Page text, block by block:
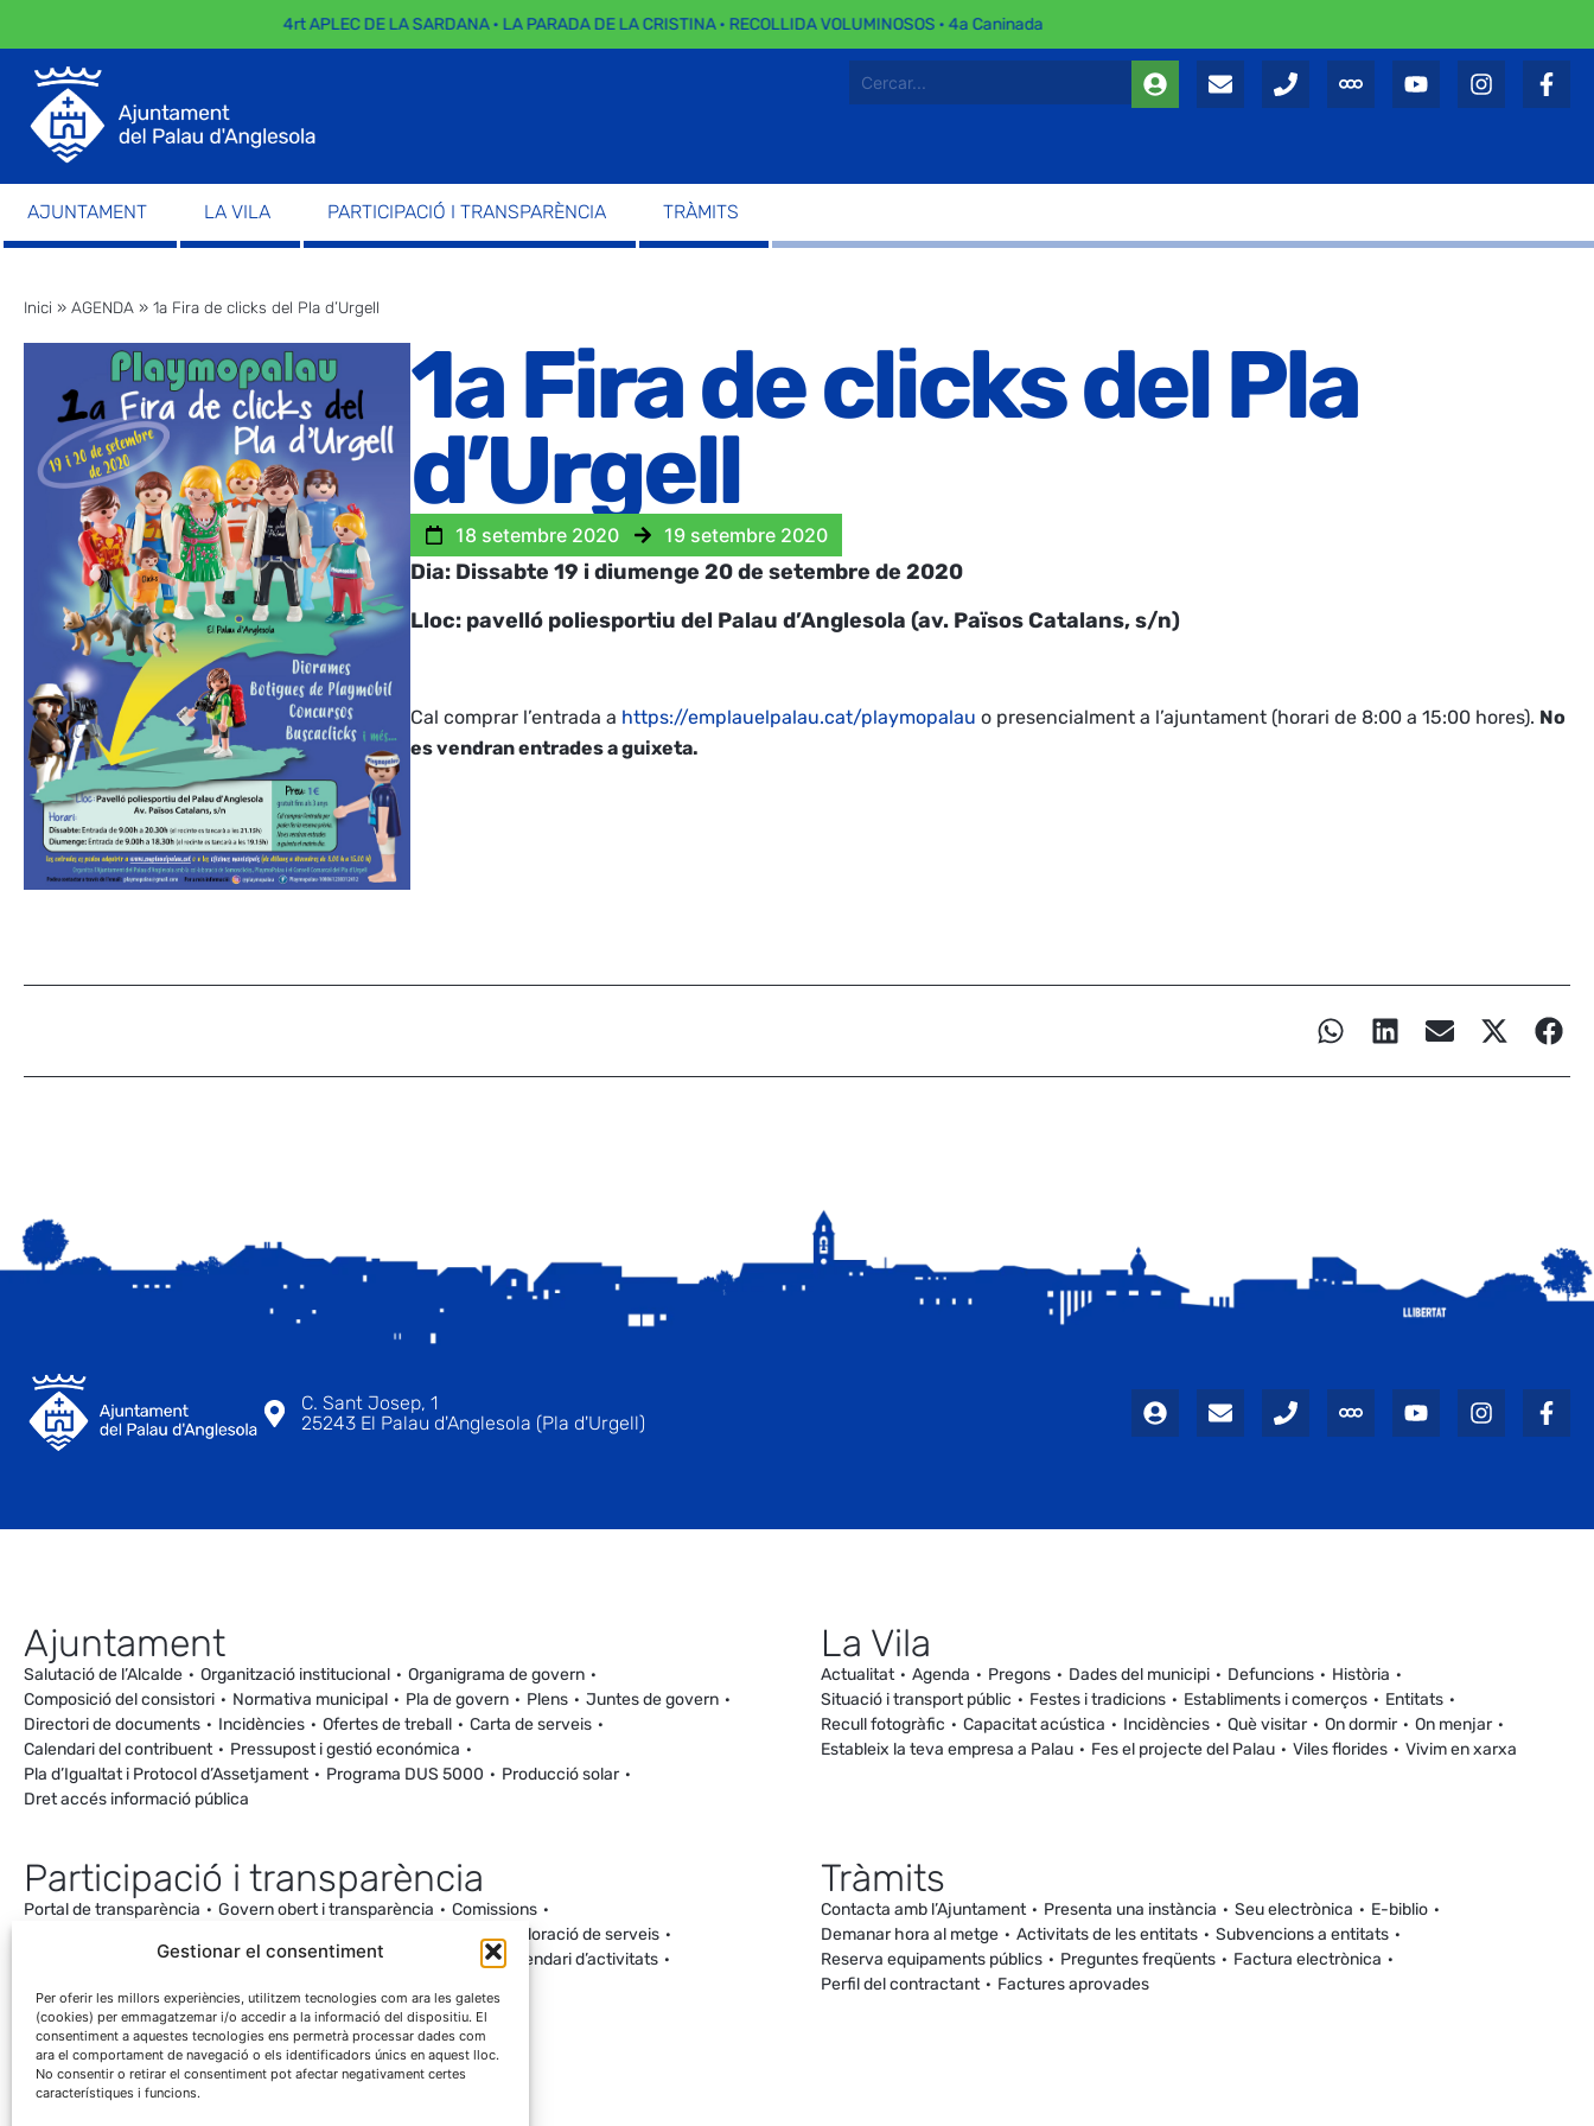
Gestionar el consentiment
Per oferir les millors experiències, utilitzem tecnologies com ara les galetes
(cookies) per emmagatzemar i/o accedir a la informació del dispositiu. El
consentiment a aquestes tecnologies ens permetrà processar dades com
ara el comportament de navegació o els identificadors únics en aquest lloc.
No consentir o retirar el consentiment pot afectar negativament certes
característiques i funcions.
4rt APLEC DE LA SARDANA · LA PARADA DE LA CRISTINA · RECOLLIDA VOLUMINOSOS · 4a Caninada
AJUNTAMENT LA VILA PARTICIPACIÓ I TRANSPARÈNCIA TRÀMITS
Inici » AGENDA » 1a Fira de clicks del Pla d’Urgell
1a Fira de clicks del Pla
d’Urgell
18 setembre 2020 19 setembre 2020
Dia: Dissabte 19 i diumenge 20 de setembre de 2020
Lloc: pavelló poliesportiu del Palau d’Anglesola (av. Països Catalans, s/n)
Cal comprar l’entrada a https://emplauelpalau.cat/playmopalau o presencialment a l’ajuntament (horari de 8:00 a 15:00 hores). No
es vendran entrades a guixeta.
C. Sant Josep, 1
25243 El Palau d'Anglesola (Pla d'Urgell)
Ajuntament
Salutació de l’Alcalde Organització institucional
Organigrama de govern
Composició del consistori
Normativa municipal Pla de govern Plens
Juntes de govern
Directori de documents
Incidències Ofertes de treball
Carta de serveis
Calendari del contribuent
Pressupost i gestió económica
Pla d’Igualtat i Protocol d’Assetjament
Programa DUS 5000
Producció solar
Dret accés informació pública
La Vila
Actualitat Agenda Pregons Dades del municipi Defuncions
Història
Situació i transport públic
Festes i tradicions Establiments i comerços
Entitats
Recull fotogràfic
Capacitat acústica Incidències Què visitar On dormir
On menjar
Estableix la teva empresa a Palau
Fes el projecte del Palau Viles florides Vivim en xarxa
Participació i transparència
Portal de transparència Govern obert i transparència
Comissions
Processos participatius
Valoració de serveis
Canal de denúncies Comunitat local d’energia
Calendari d’activitats
Tràmits
Contacta amb l’Ajuntament Presenta una instància Seu electrònica
E-biblio
Demanar hora al metge
Activitats de les entitats
Subvencions a entitats
Reserva equipaments públics
Preguntes freqüents
Factura electrònica
Perfil del contractant
Factures aprovades